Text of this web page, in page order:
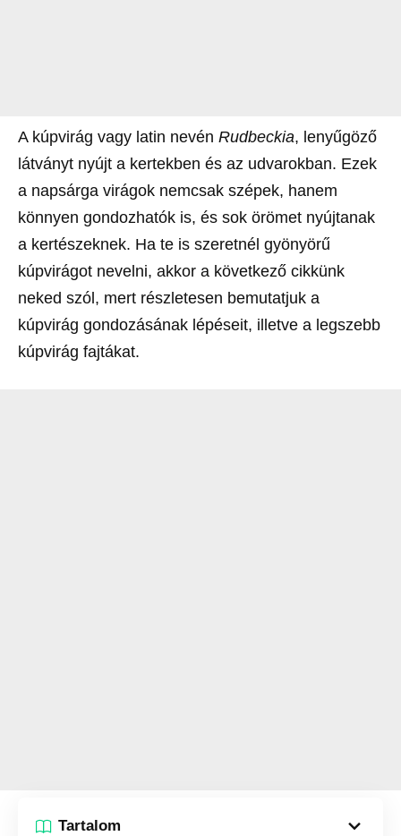
A kúpvirág vagy latin nevén Rudbeckia, lenyűgöző
látványt nyújt a kertekben és az udvarokban. Ezek
a napsárga virágok nemcsak szépek, hanem
könnyen gondozhatók is, és sok örömet nyújtanak
a kertészeknek. Ha te is szeretnél gyönyörű
kúpvirágot nevelni, akkor a következő cikkünk
neked szól, mert részletesen bemutatjuk a
kúpvirág gondozásának lépéseit, illetve a legszebb
kúpvirág fajtákat.
Tartalom